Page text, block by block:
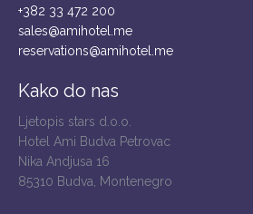
+382 33 472 200
sales@amihotel.me
reservations@amihotel.me
Kako do nas
Ljetopis stars d.o.o.
Hotel Ami Budva Petrovac
Nika Andjusa 16
85310 Budva, Montenegro